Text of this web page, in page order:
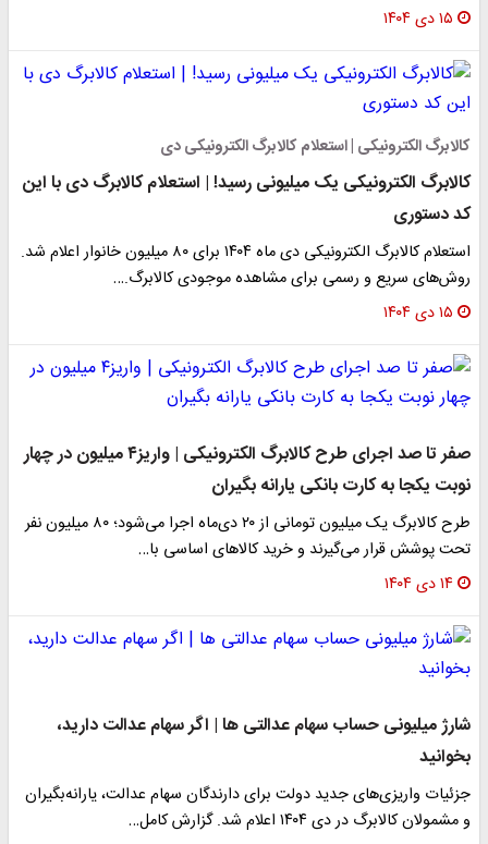
۱۵ دی ۱۴۰۴
کالابرگ الکترونیکی | استعلام کالابرگ الکترونیکی دی
کالابرگ الکترونیکی یک میلیونی رسید! | استعلام کالابرگ دی با این
کد دستوری
استعلام کالابرگ الکترونیکی دی ماه ۱۴۰۴ برای ۸۰ میلیون خانوار اعلام شد.
روش‌های سریع و رسمی برای مشاهده موجودی کالابرگ.…
۱۵ دی ۱۴۰۴
صفر تا صد اجرای طرح کالابرگ الکترونیکی | واریز۴ میلیون در چهار
نوبت یکجا به کارت بانکی یارانه بگیران
طرح کالابرگ یک میلیون تومانی از ۲۰ دی‌ماه اجرا می‌شود؛ ۸۰ میلیون نفر
تحت پوشش قرار می‌گیرند و خرید کالاهای اساسی با…
۱۴ دی ۱۴۰۴
شارژ میلیونی حساب سهام عدالتی ها | اگر سهام عدالت دارید،
بخوانید
جزئیات واریزی‌های جدید دولت برای دارندگان سهام عدالت، یارانه‌بگیران
و مشمولان کالابرگ در دی ۱۴۰۴ اعلام شد. گزارش کامل…